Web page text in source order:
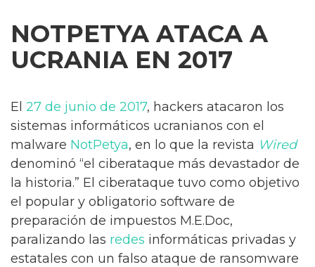
NOTPETYA ATACA A
UCRANIA EN 2017
El 27 de junio de 2017, hackers atacaron los
sistemas informáticos ucranianos con el
malware NotPetya, en lo que la revista Wired
denominó “el ciberataque más devastador de
la historia.” El ciberataque tuvo como objetivo
el popular y obligatorio software de
preparación de impuestos M.E.Doc,
paralizando las redes informáticas privadas y
estatales con un falso ataque de ransomware